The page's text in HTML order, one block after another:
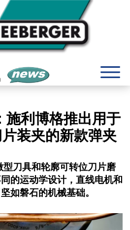
施利博格推出用于
装夹的新款弹夹
刀具和轮廓可转位刀片磨
的运动学设计，直线电机和
如磐石的机械基础。